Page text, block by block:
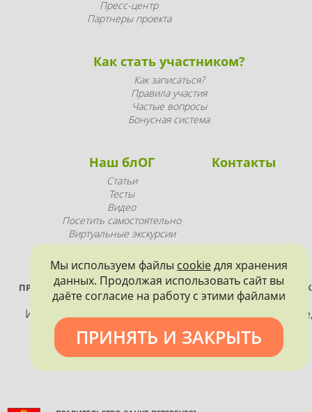
Пресс-центр
Партнеры проекта
Как стать участником?
Как записаться?
Правила участия
Частые вопросы
Бонусная система
Наш блОГ
Статьи
Тесты
Видео
Посетить самостоятельно
Виртуальные экскурсии
Промопродукция
Контакты
ПРОЕКТ РЕАЛИЗУЕТСЯ ПРИ ПОДДЕРЖКЕ ПРАВИТЕЛЬСТВА
ПЕТЕРБУРГА
Использование материалов, размещенных на
допускается только с согласия правообладателя и
обязательной ссылкой на источник информации.
Мы используем файлы cookieдля хранения
данных. Продолжая использовать сайт вы
даёте согласие на работу с этими файлами
ПРИНЯТЬ И ЗАКРЫТЬ